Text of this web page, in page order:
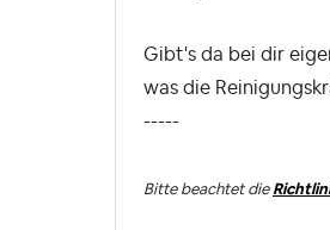
Gibt's da bei dir
was die
-----
Bitte beachtet die